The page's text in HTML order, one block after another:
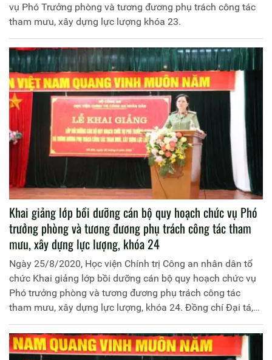
vụ Phó Trưởng phòng và tương đương phụ trách công tác
tham mưu, xây dựng lực lượng khóa 23.
Khai giảng lớp bồi dưỡng cán bộ quy hoạch chức vụ Phó
trưởng phòng và tương đương phụ trách công tác tham
mưu, xây dựng lực lượng, khóa 24
Ngày 25/8/2020, Học viện Chính trị Công an nhân dân tổ
chức Khai giảng lớp bồi dưỡng cán bộ quy hoạch chức vụ
Phó trưởng phòng và tương đương phụ trách công tác
tham mưu, xây dựng lực lượng, khóa 24. Đồng chí Đại tá,
PGS.TS Đinh Ngọc Hoa, Phó Giám đốc Học viện Chính trị
Công an nhân dân chủ trì buổi Lễ. Tham dự Lễ Khai giảng
có đồng chí Trung tá, TS Hoàng Đại Nghĩa, Phó Cục trưởng